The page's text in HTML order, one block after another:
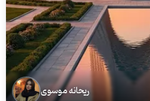
ریحانه موسوی